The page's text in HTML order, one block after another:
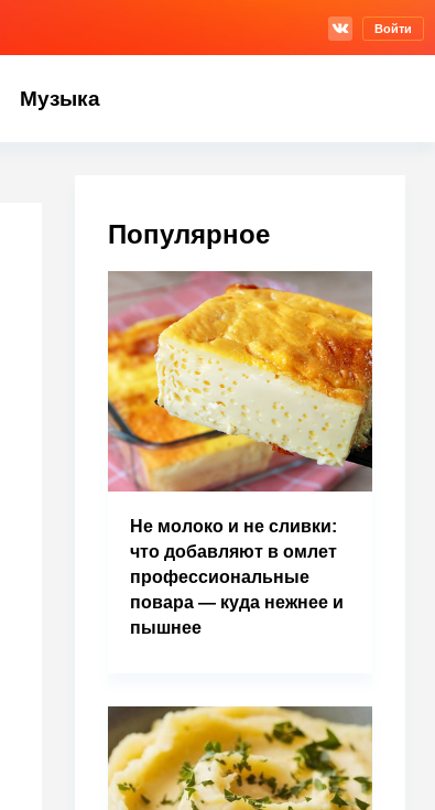
Войти
Музыка
Популярное
Не молоко и не сливки:
что добавляют в омлет
профессиональные
повара — куда нежнее и
пышнее